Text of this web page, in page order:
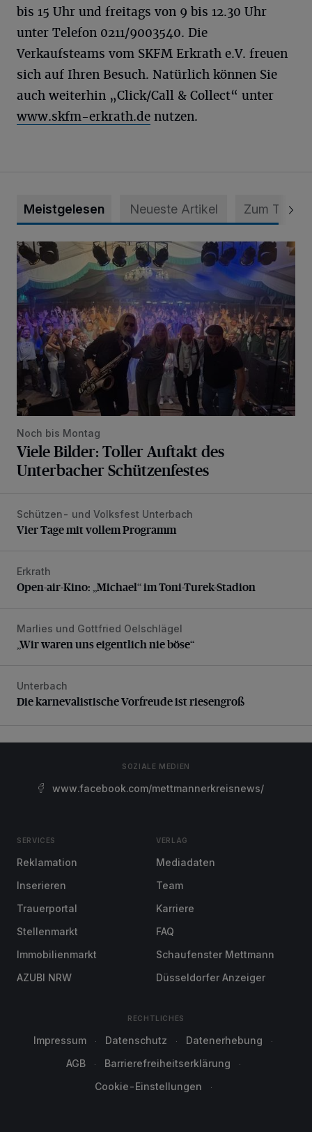
bis 15 Uhr und freitags von 9 bis 12.30 Uhr
unter Telefon 0211/9003540. Die
Verkaufsteams vom SKFM Erkrath e.V. freuen
sich auf Ihren Besuch. Natürlich können Sie
auch weiterhin „Click/Call & Collect“ unter
www.skfm-erkrath.de nutzen.
Meistgelesen Neueste Artikel Zum Thema
Viele Bilder: Toller Auftakt des Unterbacher
Noch bis Montag
Viele Bilder: Toller Auftakt des
Unterbacher Schützenfestes
Vier Tage mit vollem Programm
Schützen- und Volksfest Unterbach
Vier Tage mit vollem Programm
Open-air-Kino: „Michael“ im Toni-Turek-Stadion
Erkrath
Open-air-Kino: „Michael“ im Toni-Turek-Stadion
„Wir waren uns eigentlich nie böse“
Marlies und Gottfried Oelschlägel
„Wir waren uns eigentlich nie böse“
Die karnevalistische Vorfreude ist riesengroß
Unterbach
Die karnevalistische Vorfreude ist riesengroß
SOZIALE MEDIEN
www.facebook.com/mettmannerkreisnews/
SERVICES
Reklamation
Inserieren
Trauerportal
Stellenmarkt
Immobilienmarkt
AZUBI NRW
VERLAG
Mediadaten
Team
Karriere
FAQ
Schaufenster Mettmann
Düsseldorfer Anzeiger
RECHTLICHES
Impressum Datenschutz
Datenerhebung
AGB
Barrierefreiheitserklärung
Cookie-Einstellungen